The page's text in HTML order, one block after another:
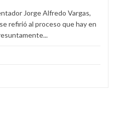
Jorge Alfredo Vargas,
refirió al proceso que hay en